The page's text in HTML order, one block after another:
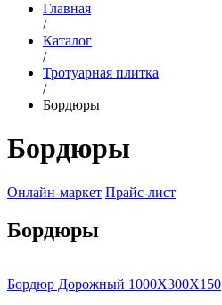
Главная
/
Каталог
/
Тротуарная плитка
/
Бордюры
Бордюры
Онлайн-маркет Прайс-лист
Бордюры
Бордюр Дорожный 1000Х300Х150